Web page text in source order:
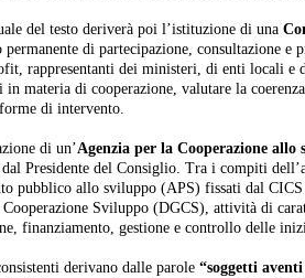
del testo deriverà poi l’istituzione di una
di partecipazione, consultazione e
rappresentanti dei ministeri, di enti locali e
materia di cooperazione, valutare la
di intervento.
di un’Agenzia per la Cooperazione allo
Presidente del Consiglio. Tra i compiti
pubblico allo sviluppo (APS) fissati dal
Sviluppo (DGCS), attività di
finanziamento, gestione e controllo delle
derivano dalle parole “soggetti